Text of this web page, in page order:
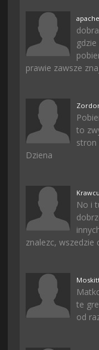
prawie zawsze
to
stron
Dziena
Krawcu
No i
znalezc, wszedzie
te
od